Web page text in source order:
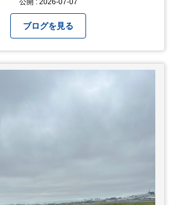
豊富な販売ネットワークを活かし
能です。
公開 : 2026-07-07
ブログを見る